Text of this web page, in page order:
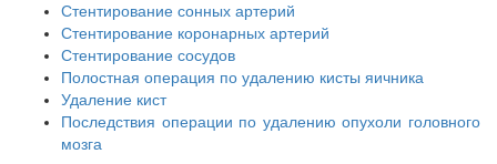
Стентирование сонных артерий
Стентирование коронарных артерий
Стентирование сосудов
Полостная операция по удалению кисты яичника
Удаление кист
Последствия операции по удалению опухоли головного
мозга